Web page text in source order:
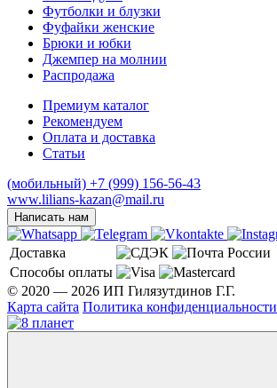
Футболки и блузки
Фуфайки женские
Брюки и юбки
Джемпер на молнии
Распродажа
Премиум каталог
Рекомендуем
Оплата и доставка
Статьи
(мобильный) +7 (999) 156-56-43
www.lilians-kazan@mail.ru
Написать нам
Доставка
Способы оплаты
© 2020 — 2026 ИП Гилязутдинов Г.Г.
Карта сайта Политика конфиденциальности